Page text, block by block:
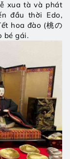
xua tà và phát
đầu thời Edo,
hoa đào (桃の
bé gái.